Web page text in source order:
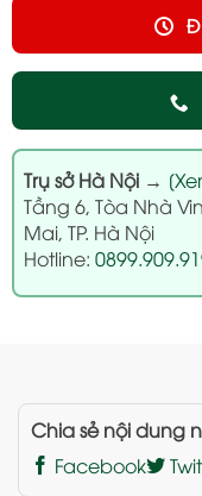
Trụ sở Hà Nội→
Tầng 6, Tòa Nhà
Mai, TP. Hà Nội
Hotline:
Chia sẻ nội dung
Facebook